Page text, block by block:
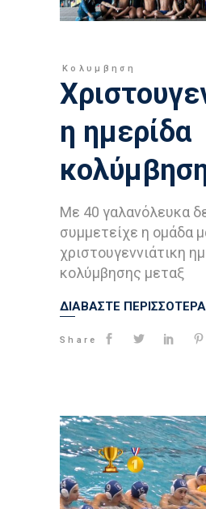
Κολυμβηση
η ημερίδα
Με 40 γαλανόλευκα
συμμετείχε η ομάδα
χριστουγεννιάτικη
κολύμβησης μεταξ
ΔΙΑΒΑΣΤΕ ΠΕΡΙΣΣΟΤΕΡΑ
Share